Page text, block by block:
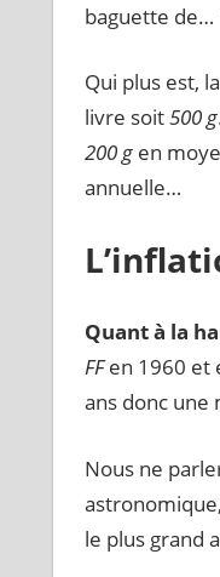
baguette de…
Qui plus est,
livre soit500 g
200 gen
annuelle…
Quant à la
FFen 1960 et
ans donc une
Nous ne
le plus grand